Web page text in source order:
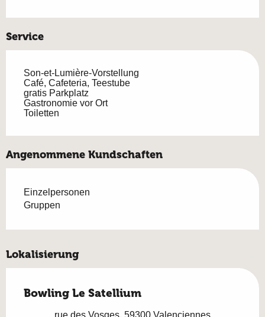
Service
Son-et-Lumière-Vorstellung
Café, Cafeteria, Teestube
gratis Parkplatz
Gastronomie vor Ort
Toiletten
Angenommene Kundschaften
Einzelpersonen
Gruppen
Lokalisierung
Bowling Le Satellium